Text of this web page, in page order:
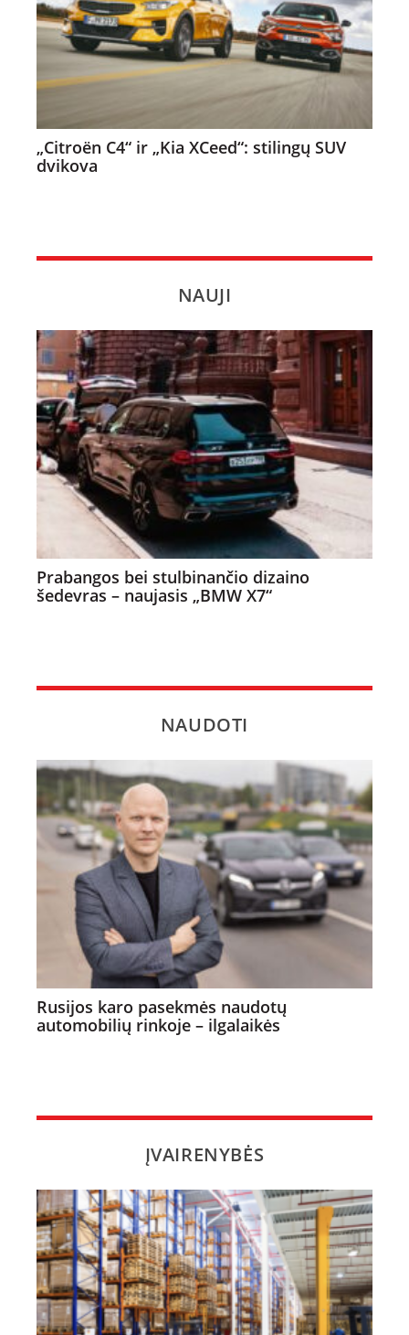
„Citroën C4“ ir „Kia XCeed“: stilingų SUV
dvikova
NAUJI
Prabangos bei stulbinančio dizaino
šedevras – naujasis „BMW X7“
NAUDOTI
Rusijos karo pasekmės naudotų
automobilių rinkoje – ilgalaikės
ĮVAIRENYBĖS